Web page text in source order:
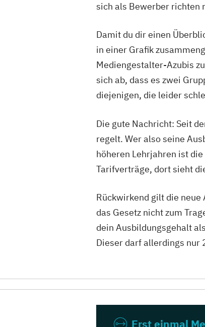
sich als Bewerber richten
Damit du dir einen
in einer Grafik
Mediengestalter-Azubis
sich ab, dass es zwei
diejenigen, die leider
Die gute Nachricht: Seit
regelt. Wer also seine
höheren Lehrjahren ist
Tarifverträge, dort sieht
Rückwirkend gilt die
das Gesetz nicht zum
dein Ausbildungsgehalt
Dieser darf allerdings nur